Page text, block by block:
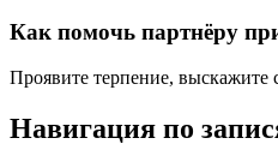
Как помочь партнёру
Проявите терпение, выскажите
Навигация по